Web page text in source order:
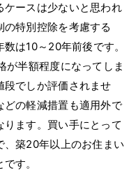
ケースは少ないと思われ
特別控除を考慮する
は10～20年前後です。
が半額程度になってしま
段でしか評価されませ
どの軽減措置も適用外で
ます。買い手にとって
、築20年以上のお住まい
す。